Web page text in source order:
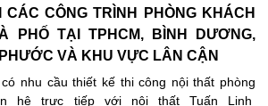
CÁC CÔNG TRÌNH PHÒNG KHÁCH
PHỐ TẠI TPHCM, BÌNH DƯƠNG,
VÀ KHU VỰC LÂN CẬN
nhu cầu thiết kế thi công nội thất phòng
hệ trực tiếp với nội thất Tuấn Linh